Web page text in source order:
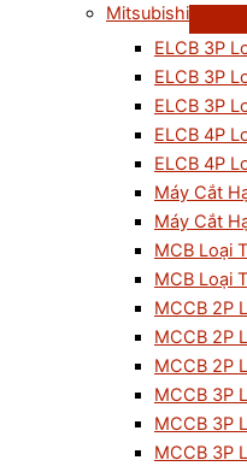
Mitsubishi
ELCB 3P
ELCB 3P
ELCB 3P
ELCB 4P
ELCB 4P
Máy Cắt
Máy Cắt
MCB Loại
MCB Loại
MCCB 2P
MCCB 2P
MCCB 2P
MCCB 3P
MCCB 3P
MCCB 3P